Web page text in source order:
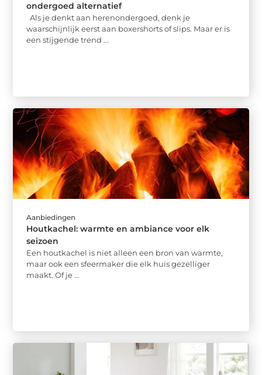
ondergoed alternatief
Als je denkt aan herenondergoed, denk je
waarschijnlijk eerst aan boxershorts of slips. Maar er is
een stijgende trend ...
Aanbiedingen
Houtkachel: warmte en ambiance voor elk
seizoen
Een houtkachel is niet alleen een bron van warmte,
maar ook een sfeermaker die elk huis gezelliger
maakt. Of je ...